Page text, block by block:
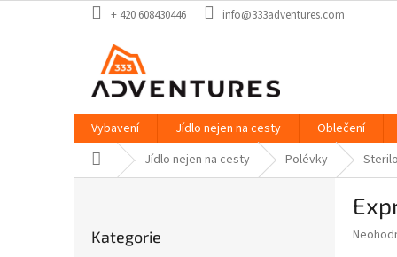
na
+ 420 608430446 info@333adventures.com
Vybavení Jídlo nejen na cesty
Oblečení
Domů Jídlo nejen na cesty Polévky
kategorie
Kategorie